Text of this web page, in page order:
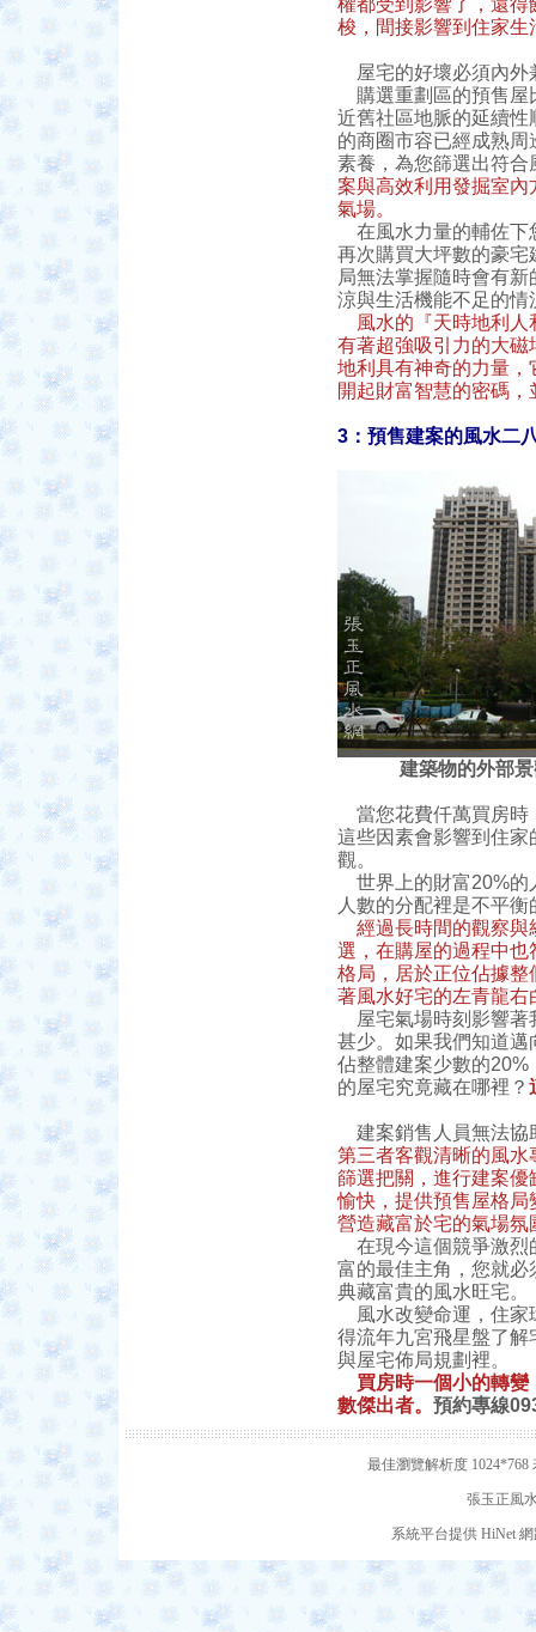
權都受到影響了，還
梭，間接影響到住家
屋宅的好壞必須內外
購選重劃區的預售屋
近舊社區地脈的延續
的商圈市容已經成熟
素養，為您篩選出符
案與高效利用發掘室
氣場。
在風水力量的輔佐下
再次購買大坪數的豪
局無法掌握隨時會有
涼與生活機能不足的情
風水的『天時地利
有著超強吸引力的大
地利具有神奇的力量
開起財富智慧的密碼
3：預售建案的風水二
建築物的外部
當您花費仟萬買房時
這些因素會影響到住
觀。
世界上的財富20%的
人數的分配裡是不平衡
經過長時間的觀察與
選，在購屋的過程中
格局，居於正位佔據
著風水好宅的左青龍右
屋宅氣場時刻影響著
甚少。如果我們知道
佔整體建案少數的
的屋宅究竟藏在哪裡？
建案銷售人員無法協
第三者客觀清晰的風
篩選把關，進行建案
愉快，提供預售屋格
營造藏富於宅的氣場
在現今這個競爭激烈
富的最佳主角，您就
典藏富貴的風水旺宅。
風水改變命運，住家
得流年九宮飛星盤了
與屋宅佈局規劃裡。
買房時一個小的轉
數傑出者。 預約專線
最佳瀏覽解析度
張玉正風
系統平台提供 HiNet